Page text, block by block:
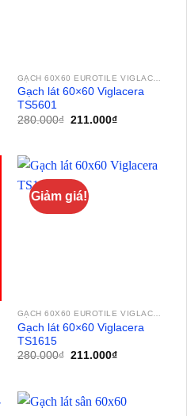
Gạch lát 60×60 Viglacera
TS5601
280.000₫ Giá
211.000₫Giá
211.000₫.
Giảm giá!
GẠCH 60X60 EUROTILE VIGLACERA
Gạch lát 60×60 Viglacera
TS1615
280.000₫ Giá
211.000₫Giá
211.000₫.